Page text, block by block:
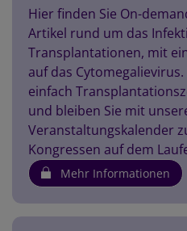
Hier finden Sie On-
Artikel rund um das
Transplantationen, mit
auf das
einfach
und bleiben Sie mit
Veranstaltungskalender
Kongressen auf dem
Mehr Informationen